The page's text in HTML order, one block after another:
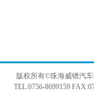
版权所有©珠海威镨汽
TEL:0756-8699159